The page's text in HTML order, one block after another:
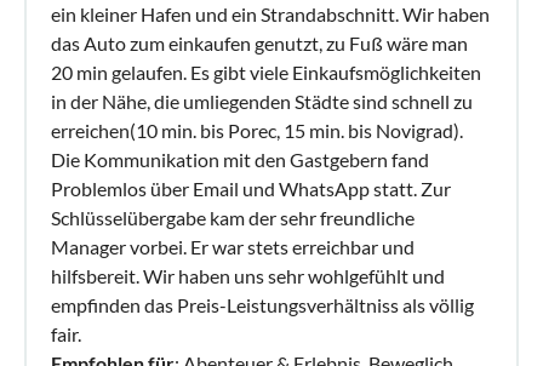
ein kleiner Hafen und ein Strandabschnitt. Wir haben
das Auto zum einkaufen genutzt, zu Fuß wäre man
20 min gelaufen. Es gibt viele Einkaufsmöglichkeiten
in der Nähe, die umliegenden Städte sind schnell zu
erreichen(10 min. bis Porec, 15 min. bis Novigrad).
Die Kommunikation mit den Gastgebern fand
Problemlos über Email und WhatsApp statt. Zur
Schlüsselübergabe kam der sehr freundliche
Manager vorbei. Er war stets erreichbar und
hilfsbereit. Wir haben uns sehr wohlgefühlt und
empfinden das Preis-Leistungsverhältniss als völlig
fair.